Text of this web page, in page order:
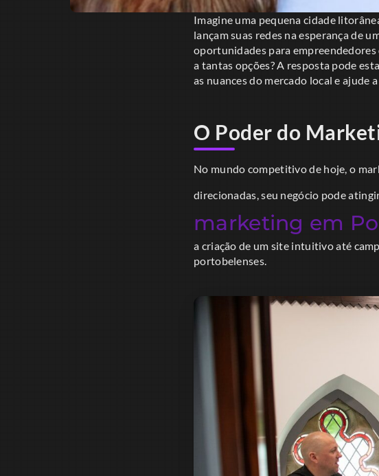
Imagine uma pequena cidade
lançam suas redes na esperança de
oportunidades para empreendedores
a tantas opções? A resposta pode
as nuances do mercado local e ajude
O Poder do
No mundo competitivo de hoje, o
direcionadas, seu negócio pode
marketing em
a criação de um site intuitivo até
portobelenses.